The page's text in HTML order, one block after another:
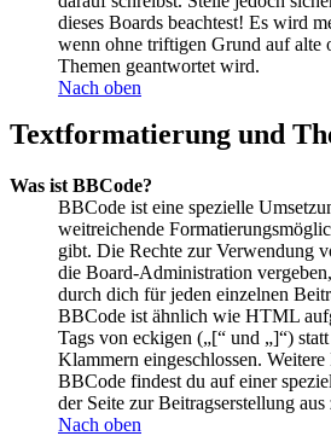
dieses Boards beachtest! Es wird
wenn ohne triftigen Grund auf alte
Themen geantwortet wird.
Nach oben
Textformatierung und
Was ist BBCode?
BBCode ist eine spezielle
weitreichende
gibt. Die Rechte zur Verwendung
die Board-Administration
durch dich für jeden einzelnen
BBCode ist ähnlich wie HTML
Tags von eckigen („[“ und „]“)
Klammern eingeschlossen.
BBCode findest du auf einer
der Seite zur Beitragserstellung
Nach oben